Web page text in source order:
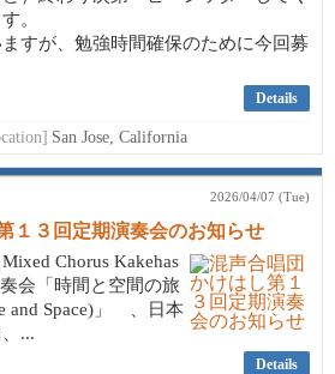
。
すが、勉強時間確保のために今回募
Details
San Jose, California
2026/04/07 (Tue)
１３回定期演奏会のお知らせ
Chorus Kakehas
会「時間と空間の旅
and Space)」 、日本
...
Details